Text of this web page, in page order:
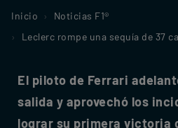
Inicio
Noticias F1®
Leclerc rompe una sequía de 37 carreras
El piloto de Ferrari
salida y aprovechó los
lograr su primera victoria